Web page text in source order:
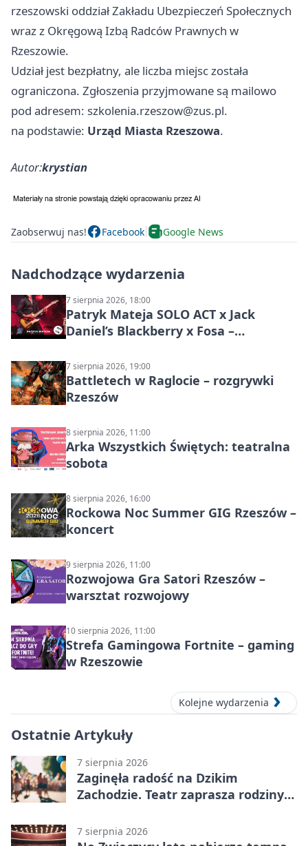
rzeszowski oddział Zakładu Ubezpieczeń Społecznych
wraz z Okręgową Izbą Radców Prawnych w
Rzeszowie.
Udział jest bezpłatny, ale liczba miejsc została
ograniczona. Zgłoszenia przyjmowane są mailowo
pod adresem: szkolenia.rzeszow@zus.pl.
na podstawie: Urząd Miasta Rzeszowa.
Autor:krystian
Zaobserwuj nas! Facebook Google News
Nadchodzące wydarzenia
7 sierpnia 2026, 18:00
Patryk Mateja SOLO ACT x Jack
Daniel’s Blackberry x Fosa –
7 sierpnia 2026, 19:00
Battletech w Raglocie – rozgrywki
Rzeszów
8 sierpnia 2026, 11:00
Arka Wszystkich Świętych: teatralna
sobota
8 sierpnia 2026, 16:00
Rockowa Noc Summer GIG Rzeszów –
koncert
9 sierpnia 2026, 11:00
Rozwojowa Gra Satori Rzeszów –
warsztat rozwojowy
10 sierpnia 2026, 11:00
Strefa Gamingowa Fortnite – gaming
w Rzeszowie
Kolejne wydarzenia
Ostatnie Artykuły
7 sierpnia 2026
Zaginęła radość na Dzikim
Zachodzie. Teatr zaprasza rodziny
7 sierpnia 2026